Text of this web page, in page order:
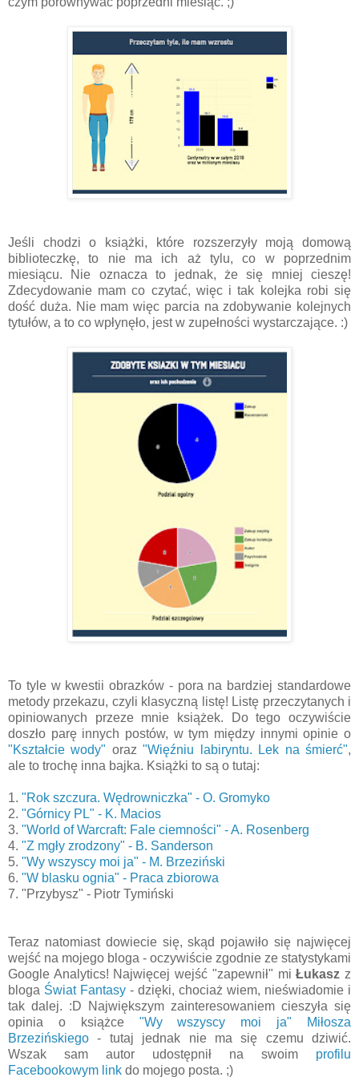
Jeśli chodzi o książki, które rozszerzyły moją domową
biblioteczkę, to nie ma ich aż tylu, co w poprzednim
miesiącu. Nie oznacza to jednak, że się mniej cieszę!
Zdecydowanie mam co czytać, więc i tak kolejka robi się
dość duża. Nie mam więc parcia na zdobywanie kolejnych
tytułów, a to co wpłynęło, jest w zupełności wystarczające. :)
To tyle w kwestii obrazków - pora na bardziej standardowe
metody przekazu, czyli klasyczną listę! Listę przeczytanych i
opiniowanych przeze mnie książek. Do tego oczywiście
doszło parę innych postów, w tym między innymi opinie o
"Kształcie wody" oraz"Więźniu labiryntu. Lek na śmierć",
ale to trochę inna bajka. Książki to są o tutaj:
1. "Rok szczura. Wędrowniczka" - O. Gromyko
2. "Górnicy PL" - K. Macios
3. "World of Warcraft: Fale ciemności" - A. Rosenberg
4. "Z mgły zrodzony" - B. Sanderson
5. "Wy wszyscy moi ja" - M. Brzeziński
6. "W blasku ognia" - Praca zbiorowa
7. "Przybysz" - Piotr Tymiński
Teraz natomiast dowiecie się, skąd pojawiło się najwięcej
wejść na mojego bloga - oczywiście zgodnie ze statystykami
Google Analytics! Najwięcej wejść "zapewnił" miŁukasz z
bloga Świat Fantasy - dzięki, chociaż wiem, nieświadomie i
tak dalej. :D Największym zainteresowaniem cieszyła się
opinia o książce "Wy wszyscy moi ja" Miłosza
Brzezińskiego - tutaj jednak nie ma się czemu dziwić.
Wszak sam autor udostępnił na swoim profilu
Facebookowym link do mojego posta. ;)